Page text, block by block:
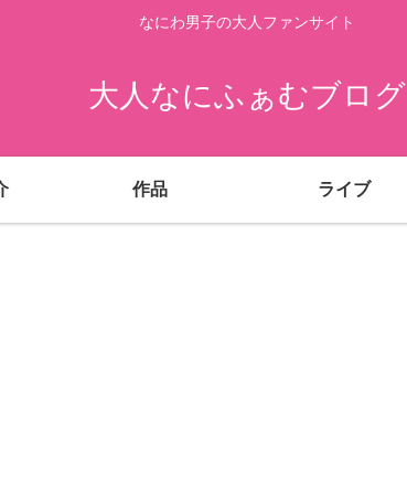
なにわ男子の大人ファンサイト
大人なにふぁむブログ
作品 ライブ